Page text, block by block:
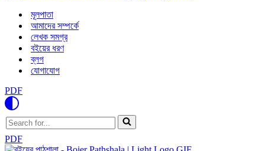
মূলপাতা
আমাদের সম্পর্কে
লেখক সমগ্র
বইয়ের ধরণ
ব্লগ
যোগাযোগ
PDF
Search
for...
PDF